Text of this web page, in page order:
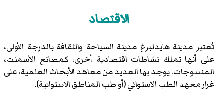
الاقتصاد
تُعتبر مدينة هايدلبرغ مدينة السياحة والثقافة بالدرجة الأولى،
على أنها تملك نشاطات اقتصادية أخرى، كمصانع الأسمنت،
المنسوجات. يوجد بها العديد من معاهد الأبحاث العلمية، على
غرار معهد الطب الاستوائي (أو طب المناطق الاستوائية).